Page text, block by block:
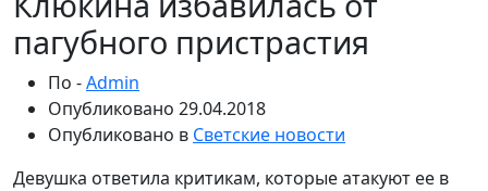
пагубного пристрастия
По -Admin
Опубликовано 29.04.2018
Опубликовано в Светские новости
Девушка ответила критикам, которые атакуют ее в